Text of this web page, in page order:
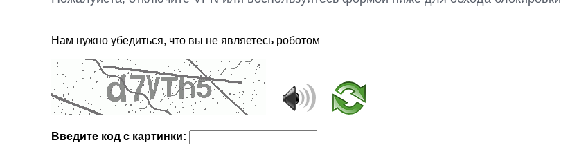
Нам нужно убедиться, что вы не являетесь роботом
Введите код с картинки: